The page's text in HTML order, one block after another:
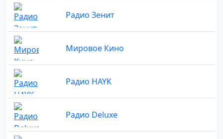
Радио Зенит
Мировое Кино
Радио HAYK
Радио Deluxe